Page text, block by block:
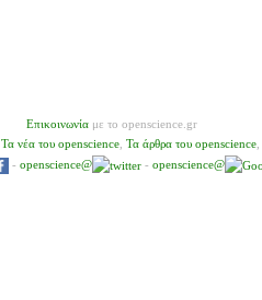
Επικοινωνία με το openscience.gr
Τα νέα του openscience, Τα άρθρα του openscience,
- openscience@ - openscience@